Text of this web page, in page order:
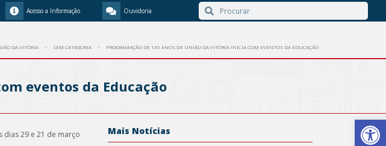
Barra de
Acesso a Informação Ouvidoria
DA VITÓRIA SEM CATEGORIA PROGRAMAÇÃO DE 135 ANOS DE UNIÃO DA VITÓRIA INICIA COM EVENTOS DA EDUCAÇÃO
eventos da Educação
dias 29 e 21 de março Mais Notícias